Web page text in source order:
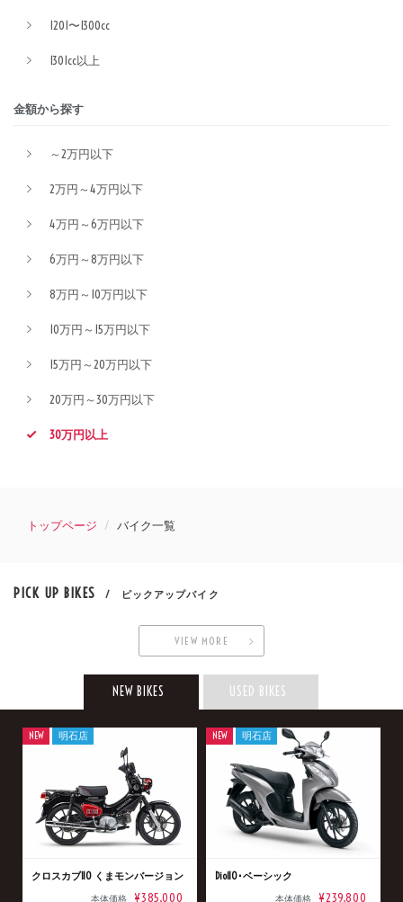
1201〜1300cc
1301cc以上
金額から探す
～2万円以下
2万円～4万円以下
4万円～6万円以下
6万円～8万円以下
8万円～10万円以下
10万円～15万円以下
15万円～20万円以下
20万円～30万円以下
30万円以上
トップページ バイク一覧
PICK UP BIKES / ピックアップバイク
VIEW MORE
NEW BIKES USED BIKES
クロスカブ110 くまモンバージョン
本体価格 ¥385,000
NEW 明石店
Dio110･ベーシック
本体価格 ¥239,800
NEW 明石店